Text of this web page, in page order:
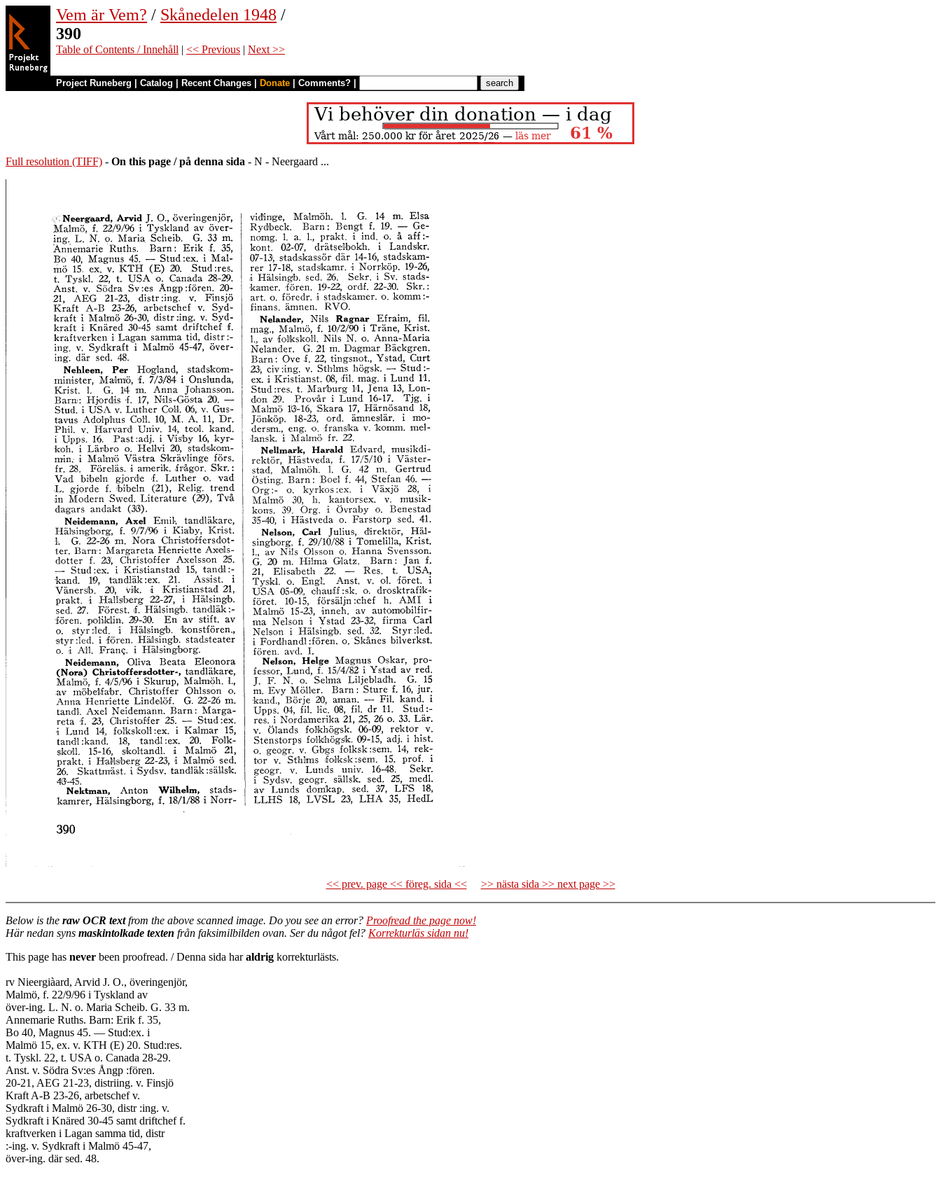
Vem är Vem? / Skånedelen 1948 /
390
Table of Contents / Innehåll | << Previous | Next >>
Project Runeberg Catalog Recent Changes Donate Comments?
Full resolution (TIFF) - On this page / på denna sida - N - Neergaard ...
<< prev. page << föreg. sida << >> nästa sida >> next page >>
Below is the raw OCR textfrom the above scanned image. Do you see an error? Proofread the page now!
Här nedan syns maskintolkade texten från faksimilbilden ovan. Ser du något fel? Korrekturläs sidan nu!
This page has never been proofread. / Denna sida haraldrig korrekturlästs.
rv Nieergiàard, Arvid J. O., överingenjör,
Malmö, f. 22/9/96 i Tyskland av
över-ing. L. N. o. Maria Scheib. G. 33 m.
Annemarie Ruths. Barn: Erik f. 35,
Bo 40, Magnus 45. — Stud:ex. i
Malmö 15, ex. v. KTH (E) 20. Stud:res.
t. Tyskl. 22, t. USA o. Canada 28-29.
Anst. v. Södra Sv:es Ångp :fören.
20-21, AEG 21-23, distriing. v. Finsjö
Kraft A-B 23-26, arbetschef v.
Sydkraft i Malmö 26-30, distr :ing. v.
Sydkraft i Knäred 30-45 samt driftchef f.
kraftverken i Lagan samma tid, distr
:-ing. v. Sydkraft i Malmö 45-47,
över-ing. där sed. 48.